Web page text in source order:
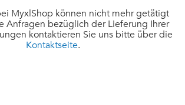
MyxlShop können nicht mehr getätigt
Anfragen bezüglich der Lieferung Ihrer
kontaktieren Sie uns bitte über die
Kontaktseite.